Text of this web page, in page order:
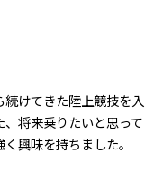
けてきた陸上競技を入
将来乗りたいと思って
興味を持ちました。